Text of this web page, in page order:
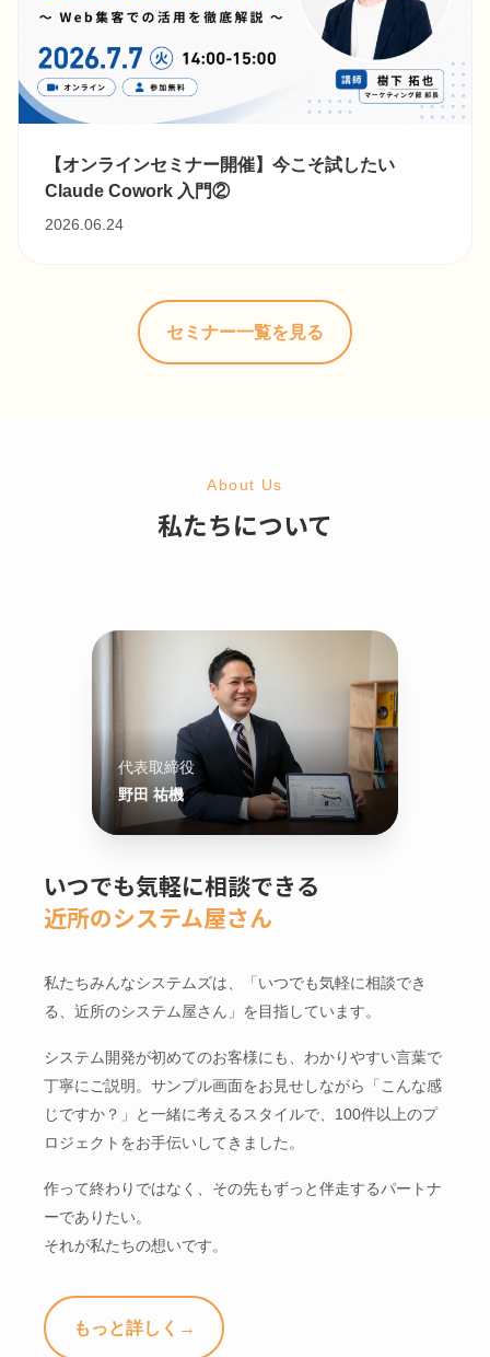
【オンラインセミナー開催】今こそ試したい
Claude Cowork ⼊⾨②
2026.06.24
セミナー一覧を見る
About Us
私たちについて
代表取締役
野田 祐機
いつでも気軽に相談できる
近所のシステム屋さん
私たちみんなシステムズは、「いつでも気軽に相談でき
る、近所のシステム屋さん」を目指しています。
システム開発が初めてのお客様にも、わかりやすい言葉で
丁寧にご説明。サンプル画面をお見せしながら「こんな感
じですか？」と一緒に考えるスタイルで、100件以上のプ
ロジェクトをお手伝いしてきました。
作って終わりではなく、その先もずっと伴走するパートナ
ーでありたい。
それが私たちの想いです。
もっと詳しく